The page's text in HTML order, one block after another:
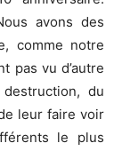
avons des
comme notre
pas vu d’autre
du
leur faire voir
le plus